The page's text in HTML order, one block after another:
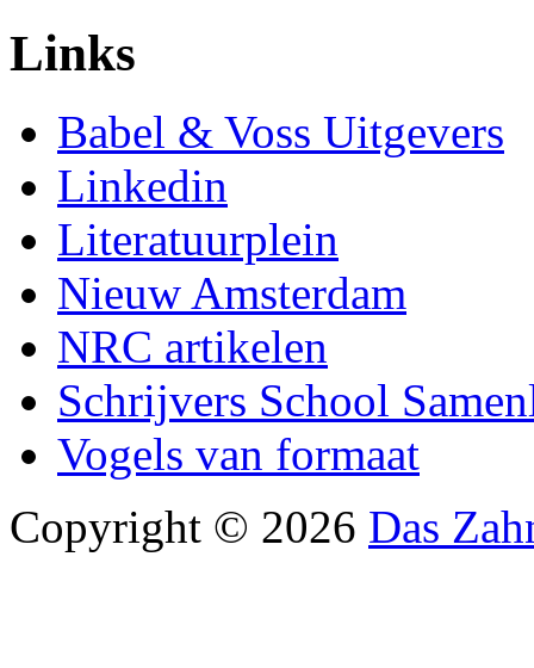
Links
Babel & Voss Uitgevers
Linkedin
Literatuurplein
Nieuw Amsterdam
NRC artikelen
Schrijvers School
Vogels van formaat
Copyright © 2026 Das